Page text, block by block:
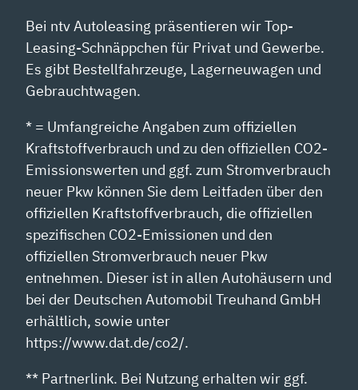
Bei ntv Autoleasing präsentieren wir Top-
Leasing-Schnäppchen für Privat und Gewerbe.
Es gibt Bestellfahrzeuge, Lagerneuwagen und
Gebrauchtwagen.
* = Umfangreiche Angaben zum offiziellen
Kraftstoffverbrauch und zu den offiziellen CO2-
Emissionswerten und ggf. zum Stromverbrauch
neuer Pkw können Sie dem Leitfaden über den
offiziellen Kraftstoffverbrauch, die offiziellen
spezifischen CO2-Emissionen und den
offiziellen Stromverbrauch neuer Pkw
entnehmen. Dieser ist in allen Autohäusern und
bei der Deutschen Automobil Treuhand GmbH
erhältlich, sowie unter
https://www.dat.de/co2/.
** Partnerlink. Bei Nutzung erhalten wir ggf.